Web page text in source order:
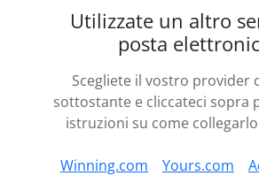
Utilizzate un altro
posta
Scegliete il vostro provider
sottostante e cliccateci sopra
istruzioni su come
Winning.com Yours.com